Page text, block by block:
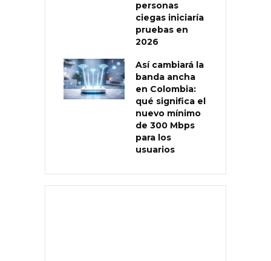
personas
ciegas iniciaría
pruebas en
2026
Así cambiará la
banda ancha
en Colombia:
qué significa el
nuevo mínimo
de 300 Mbps
para los
usuarios